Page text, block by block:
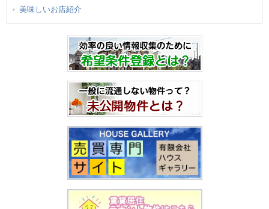
美味しいお店紹介